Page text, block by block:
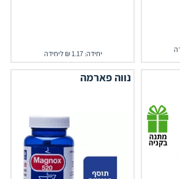
יחידה: 1.17 ₪ ליחידה
נווה פארמה